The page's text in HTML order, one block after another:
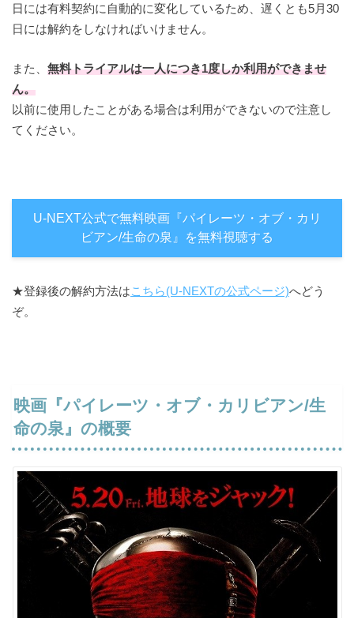
日には有料契約に自動的に変化しているため、遅くとも5月30
日には解約をしなければいけません。
また、 無料トライアルは一人につき1度しか利用ができませ
ん。
以前に使用したことがある場合は利用ができないので注意し
てください。
U-NEXT公式で無料映画『パイレーツ・オブ・カリ
ビアン/生命の泉』を無料視聴する
★登録後の解約方法はこちら(U-NEXTの公式ページ)へどう
ぞ。
映画『パイレーツ・オブ・カリビアン/生
命の泉』の概要